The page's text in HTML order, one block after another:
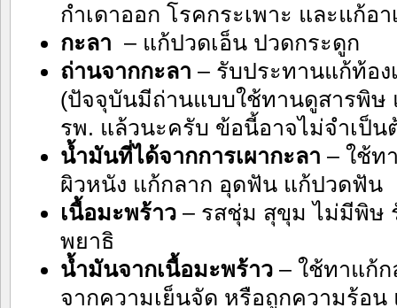
กำเดาออก โรคกระเพาะ และแก้อา
กะลา – แก้ปวดเอ็น ปวดกระดูก
ถ่านจากกะลา – รับประทานแก้ท้อง
(ปัจจุบันมีถ่านแบบใช้ทานดูสารพิษ
รพ. แล้วนะครับ ข้อนี้อาจไม่จำเป็น
น้ำมันที่ได้จากการเผากะลา – ใช้ท
ผิวหนัง แก้กลาก อุดฟัน แก้ปวดฟัน
เนื้อมะพร้าว– รสชุ่ม สุขุม ไม่มีพิษ
พยาธิ
น้ำมันจากเนื้อมะพร้าว– ใช้ทาแก้ก
จากความเย็นจัด หรือถูกความร้อ